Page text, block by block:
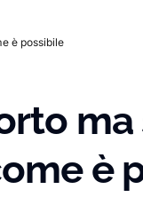
è possibile
ma
è